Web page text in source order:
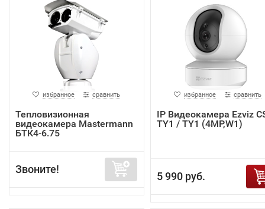
избранное сравнить
Тепловизионная
видеокамера Mastermann
БТК4-6.75
Звоните!
избранное сравнить
IP Видеокамера Ezviz
TY1 / TY1 (4MP,W1)
5 990 руб.